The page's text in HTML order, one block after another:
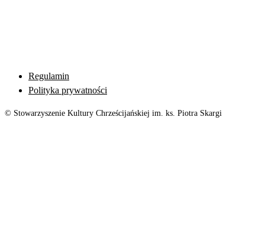
Regulamin
Polityka prywatności
© Stowarzyszenie Kultury Chrześcijańskiej im. ks. Piotra Skargi